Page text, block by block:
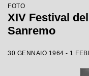
FOTO
XIV Festival
Sanremo
30 GENNAIO 1964 - 1